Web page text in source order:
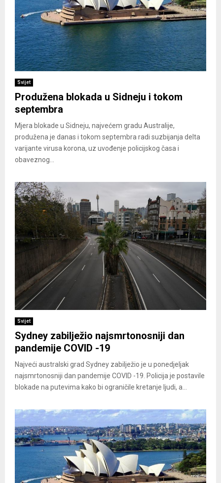
Svijet
Produžena blokada u Sidneju i tokom
septembra
Mjera blokade u Sidneju, najvećem gradu Australije,
produžena je danas i tokom septembra radi suzbijanja delta
varijante virusa korona, uz uvođenje policijskog časa i
obaveznog...
Svijet
Sydney zabilježio najsmrtonosniji dan
pandemije COVID -19
Najveći australski grad Sydney zabilježio je u ponedjeljak
najsmrtonosniji dan pandemije COVID -19. Policija je postavile
blokade na putevima kako bi ograničile kretanje ljudi, a...